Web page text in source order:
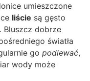
umieszczone
liście są gęsto
Bluszcz dobrze
światła
go podlewać,
wody może